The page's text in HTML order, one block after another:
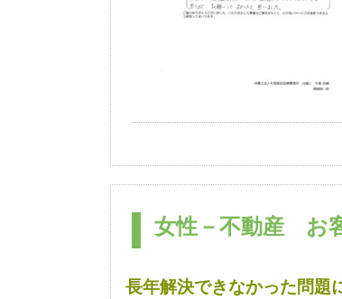
女性－不動産 お
長年解決できなかった問題